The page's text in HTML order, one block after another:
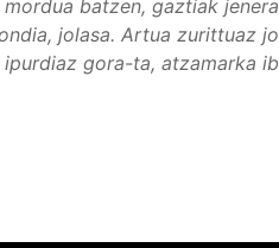
batzen, gaztiak
jolasa. Artua zurittuaz
gora-ta, atzamarka